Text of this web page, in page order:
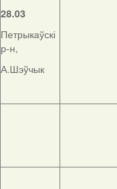
28.03
Петрыкаўскі
р-н,
А.Шэўчык